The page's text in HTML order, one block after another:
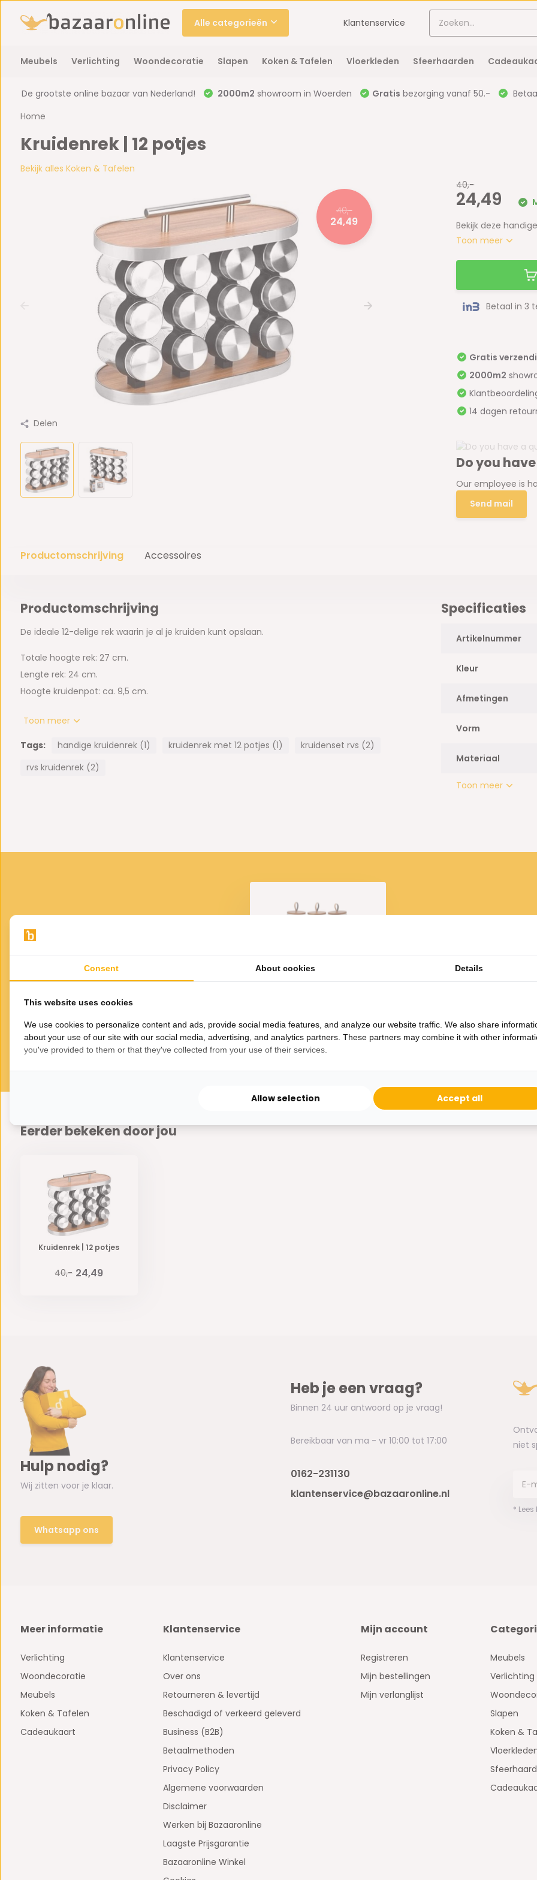
Alle categorieën Klantenservice
Meubels Verlichting Woondecoratie Slapen Koken & Tafelen Vloerkleden Sfeerhaarden
De grootste online bazaar van Nederland! 2000m2 showroom in Woerden Gratis bezorging vanaf 50.-
Home
Kruidenrek | 12 potjes
Bekijk alles Koken & Tafelen
40,-
24,49
Delen
40,-
24,49
Bekijk deze
Toon meer
Betaal in 3
Gratis
2000m2
14 dagen
Do you
Our employee is
Send mail
Productomschrijving Accessoires
Productomschrijving
De ideale 12-delige rek waarin je al je kruiden kunt opslaan.
Totale hoogte rek: 27 cm.
Lengte rek: 24 cm.
Hoogte kruidenpot: ca. 9,5 cm.
Inhoud doos:
1x kruidenrek
Toon meer
Tags: handige kruidenrek (1) kruidenrek met 12 potjes (1)
kruidenset rvs (2)
rvs kruidenrek (2)
Specificaties
Artikelnummer
Kleur
Afmetingen
Vorm
Materiaal
Toon meer
VOOR JOU GESELECTEERD
Gerelateerde
producten
Bricard - Kruidenset - Wit-
Eerder bekeken door jou
Kruidenrek | 12 potjes
40,- 24,49
Hulp nodig?
Wij zitten voor je klaar.
Whatsapp ons
Heb je een vraag?
Binnen 24 uur antwoord op je vraag!
Bereikbaar van ma - vr 10:00 tot 17:00
0162-231130
klantenservice@bazaaronline.nl
niet
*
Meer informatie
Verlichting
Woondecoratie
Meubels
Koken & Tafelen
Cadeaukaart
Klantenservice
Klantenservice
Over ons
Retourneren & levertijd
Beschadigd of verkeerd geleverd
Business (B2B)
Betaalmethoden
Privacy Policy
Algemene voorwaarden
Disclaimer
Werken bij Bazaaronline
Laagste Prijsgarantie
Bazaaronline Winkel
Mijn account
Registreren
Mijn bestellingen
Mijn verlanglijst
Meubels
Verlichting
Slapen
Koken &
Consent About cookies Details
This website uses cookies
We use cookies to personalize content and ads, provide social media features, and analyze our website traffic. We also share
about your use of our site with our social media, advertising, and analytics partners. These partners may combine it with other
you've provided to them or that they've collected from your use of their services.
Allow selection Accept all